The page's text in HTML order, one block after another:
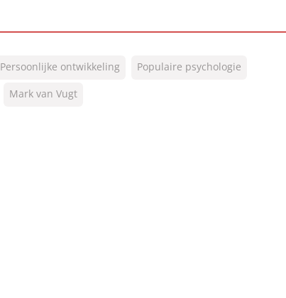
770
E-book
Persoonlijke ontwikkeling
Populaire psychologie
Mark van Vugt